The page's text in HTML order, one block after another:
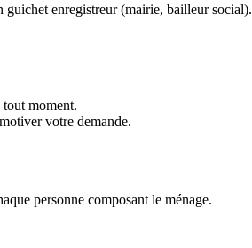
guichet enregistreur (mairie, bailleur social).
moment.
votre demande.
personne composant le ménage.